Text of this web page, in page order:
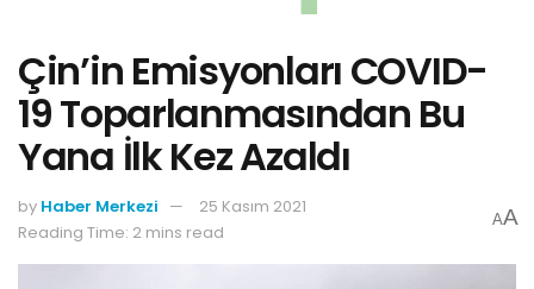
Çin’in Emisyonları COVID-
19 Toparlanmasından Bu
Yana İlk Kez Azaldı
by Haber Merkezi
25 Kasım 2021
Reading Time: 2 mins read
AA